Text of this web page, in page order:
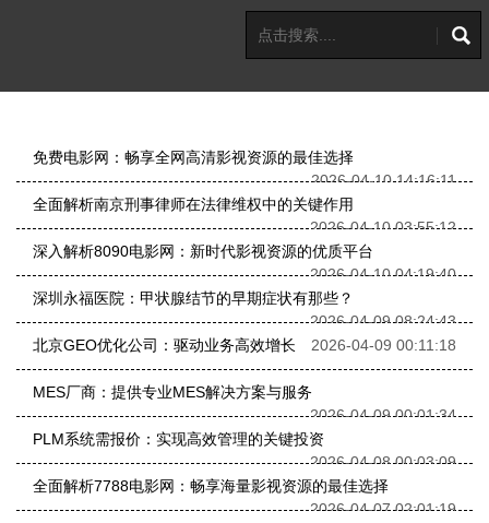
免费电影网：畅享全网高清影视资源的最佳选择
2026-04-10 14:16:11
全面解析南京刑事律师在法律维权中的关键作用
2026-04-10 03:55:12
深入解析8090电影网：新时代影视资源的优质平台
2026-04-10 04:19:40
深圳永福医院：甲状腺结节的早期症状有那些？
2026-04-09 08:24:43
北京GEO优化公司：驱动业务高效增长
2026-04-09 00:11:18
MES厂商：提供专业MES解决方案与服务
2026-04-09 00:01:34
PLM系统需报价：实现高效管理的关键投资
2026-04-08 00:03:09
全面解析7788电影网：畅享海量影视资源的最佳选择
2026-04-07 02:01:19